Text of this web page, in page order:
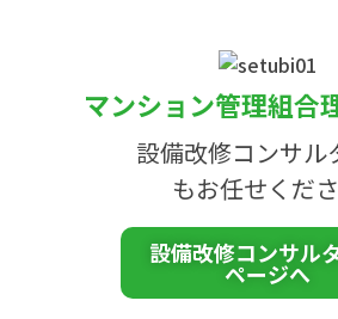
マンション管理組合
設備改修コンサル
もお任せくだ
設備改修コンサル
ページへ